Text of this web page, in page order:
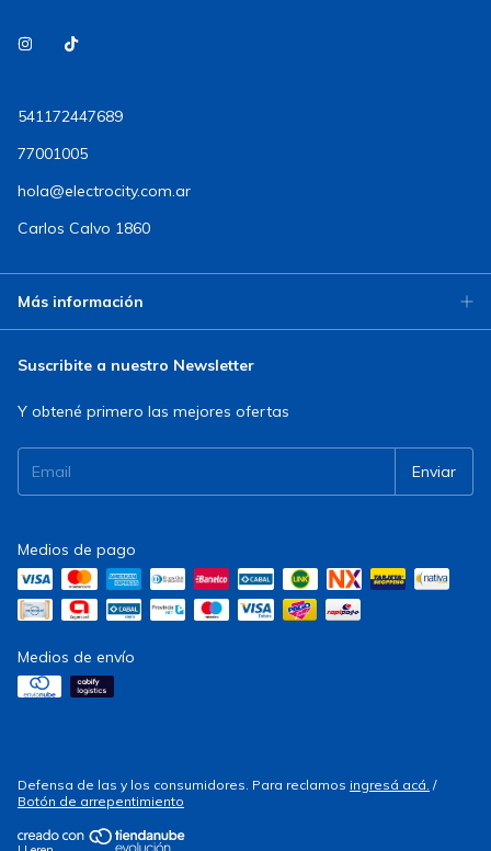
541172447689
77001005
hola@electrocity.com.ar
Carlos Calvo 1860
Más información
Suscribite a nuestro Newsletter
Y obtené primero las mejores ofertas
Medios de pago
Medios de envío
Defensa de las y los consumidores. Para reclamos ingresá acá. /
Botón de arrepentimiento